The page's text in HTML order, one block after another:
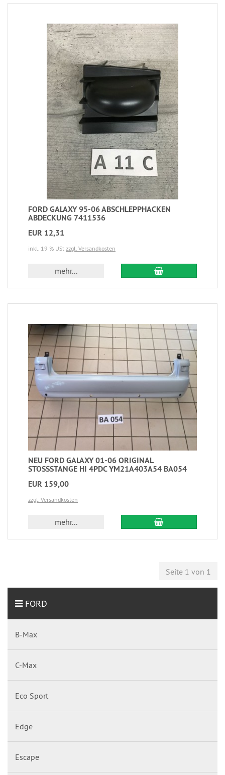
FORD GALAXY 95-06 ABSCHLEPPHACKEN
ABDECKUNG 7411536
EUR 12,31
inkl. 19 % USt zzgl. Versandkosten
mehr...
NEU FORD GALAXY 01-06 ORIGINAL
STOSSSTANGE HI 4PDC YM21A403A54 BA054
EUR 159,00
zzgl. Versandkosten
mehr...
Seite 1 von 1
FORD
B-Max
C-Max
Eco Sport
Edge
Escape